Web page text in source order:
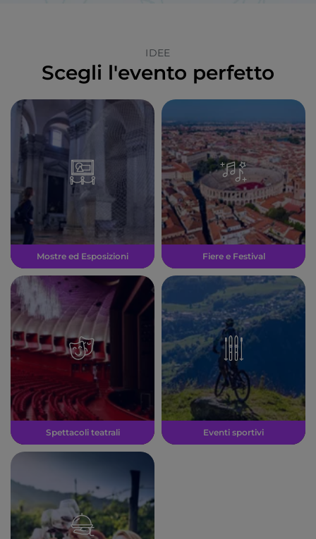
IDEE
Scegli l'evento perfetto
Mostre ed Esposizioni Fiere e Festival
Spettacoli teatrali Eventi sportivi